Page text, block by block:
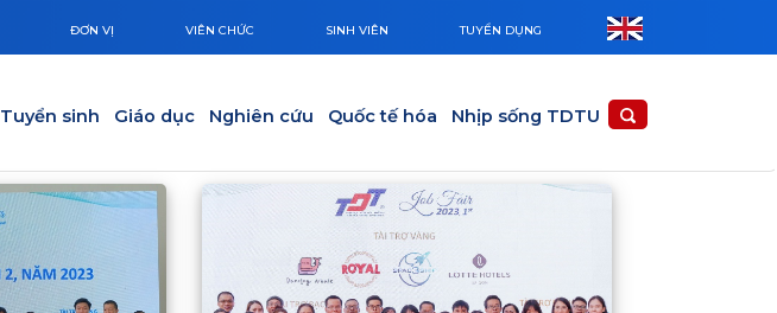
ĐƠN VỊ VIÊN CHỨC SINH VIÊN TUYỂN DỤNG
Tuyển sinh Giáo dục Nghiên cứu Quốc tế hóa Nhịp sống TDTU